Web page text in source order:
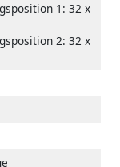
1: 32 x
2: 32 x